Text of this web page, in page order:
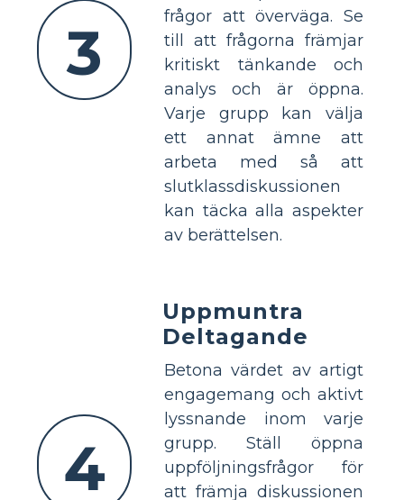
3
frågor att överväga. Se
till att frågorna främjar
kritiskt tänkande och
analys och är öppna.
Varje grupp kan välja
ett annat ämne att
arbeta med så att
slutklassdiskussionen
kan täcka alla aspekter
av berättelsen.
4
Uppmuntra
Deltagande
Betona värdet av artigt
engagemang och aktivt
lyssnande inom varje
grupp. Ställ öppna
uppföljningsfrågor för
att främja diskussionen